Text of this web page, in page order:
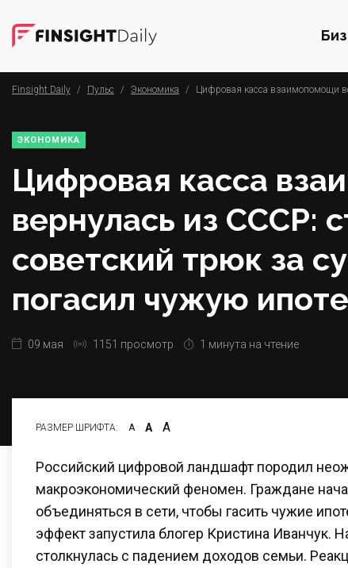
Finsight Daily / Пульс / Экономика / Цифровая касса взаимопомощи
ЭКОНОМИКА
Цифровая касса
вернулась из СССР:
советский трюк за
погасил чужую
09 мая 1151 просмотр 1 минута на чтение
РАЗМЕР ШРИФТА: А А А
Российский цифровой ландшафт породил
макроэкономический феномен. Граждане
объединяться в сети, чтобы гасить чужие
эффект запустила блогер Кристина Иванчук.
столкнулась с падением доходов семьи.